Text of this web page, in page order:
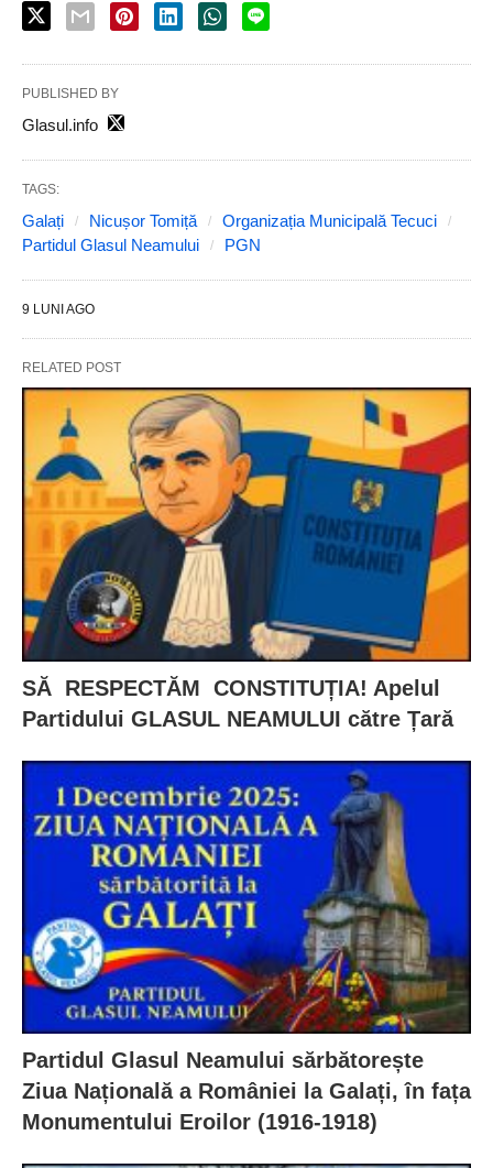
PUBLISHED BY
Glasul.info
TAGS:
Galați Nicușor Tomiță
Organizația Municipală Tecuci
Partidul Glasul Neamului
PGN
9 LUNI AGO
RELATED POST
SĂ RESPECTĂM CONSTITUȚIA! Apelul
Partidului GLASUL NEAMULUI către Țară
Partidul Glasul Neamului sărbătorește
Ziua Națională a României la Galați, în fața
Monumentului Eroilor (1916-1918)